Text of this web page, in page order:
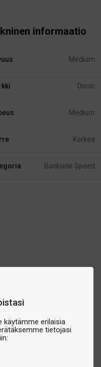
käytämme erilaisia
tietojasi
informaatio
Medium
Donic
Medium
Korkea
Backside Speed